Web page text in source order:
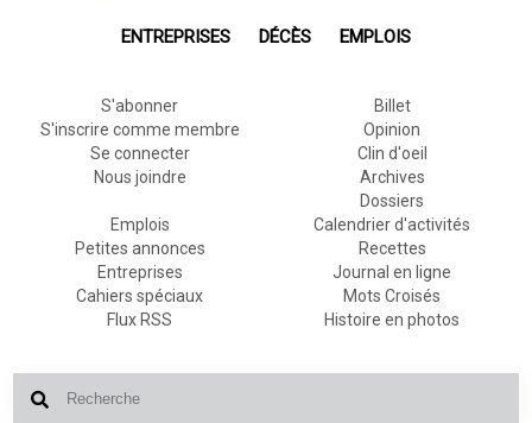
ENTREPRISES DÉCÈS EMPLOIS
S'abonner
S'inscrire comme membre
Se connecter
Nous joindre
Billet
Opinion
Clin d'oeil
Archives
Dossiers
Emplois
Petites annonces
Entreprises
Cahiers spéciaux
Flux RSS
Calendrier d'activités
Recettes
Journal en ligne
Mots Croisés
Histoire en photos